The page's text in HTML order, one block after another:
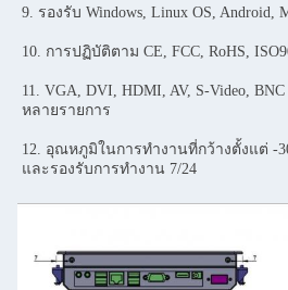
9. รองรับ Windows, Linux OS, Android,
10. การปฏิบัติตาม CE, FCC, RoHS,
11. VGA, DVI, HDMI, AV, S-Video,
หลายรายการ
12. อุณหภูมิในการทำงานที่กว้างตั้งแต่ -
และรองรับการทำงาน 7/24